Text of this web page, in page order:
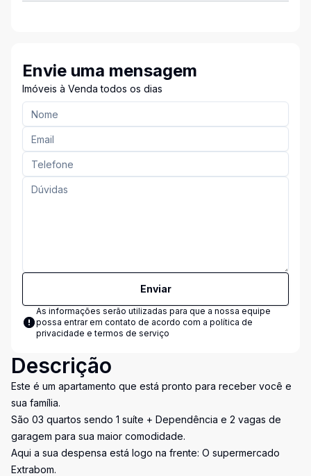
Envie uma mensagem
Imóveis à Venda todos os dias
Enviar
As informações serão utilizadas para que a nossa equipe
possa entrar em contato de acordo com a política de
privacidade e termos de serviço
Descrição
Este é um apartamento que está pronto para receber você e
sua família.
São 03 quartos sendo 1 suíte + Dependência e 2 vagas de
garagem para sua maior comodidade.
Aqui a sua despensa está logo na frente: O supermercado
Extrabom.